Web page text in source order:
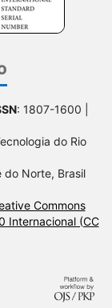
: 1807-1600 |
do Rio
do Norte, Brasil
Commons
Internacional (CC